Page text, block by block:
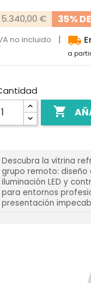
5.340,00 € 35%
no incluido local_shipping
a

Descubra la vitrina
grupo remoto:
iluminación LED y
para entornos
presentación